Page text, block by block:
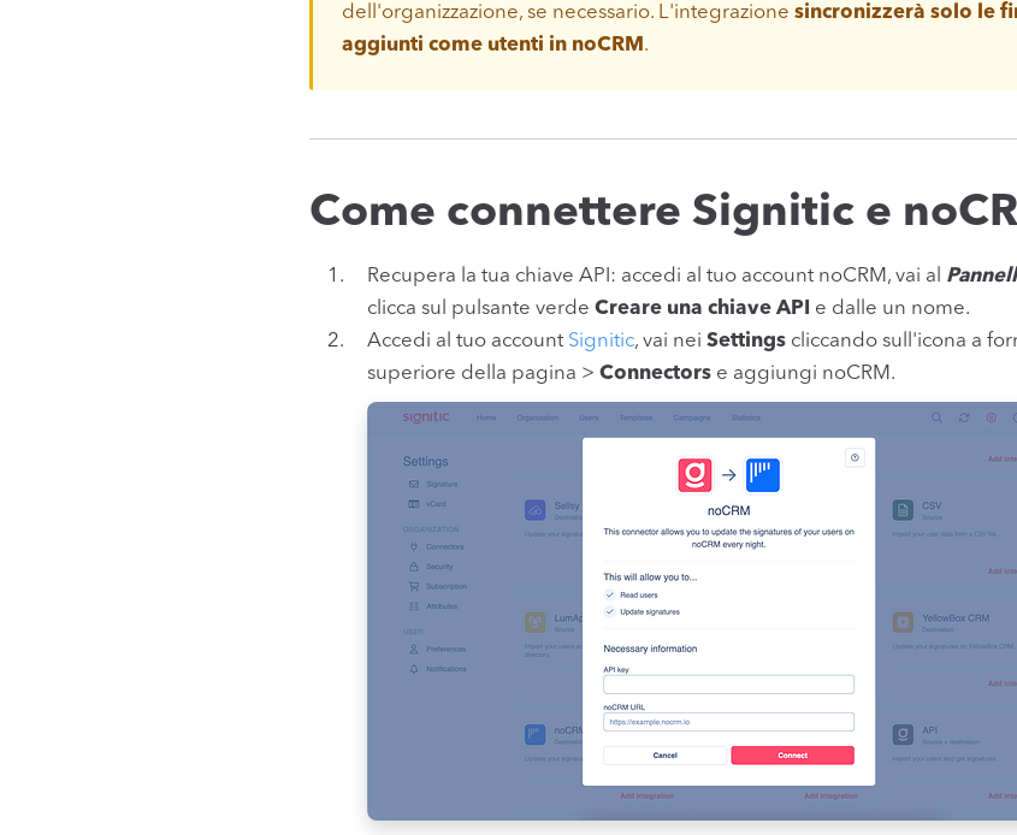
dell'organizzazione, se necessario. L'integrazione sincronizzerà solo le
aggiunti come utenti in noCRM .
Come connettere Signitic e
Recupera la tua chiave API: accedi al tuo account noCRM, vai al
clicca sul pulsante verde Creare una chiave API e dalle un nome.
Accedi al tuo account Signitic, vai nei Settingscliccando sull'icona a
superiore della pagina > Connectorse aggiungi noCRM.